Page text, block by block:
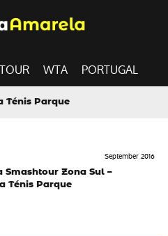
WTA PORTUGAL
Ténis Parque
September 2016
Smashtour Zona Sul –
Ténis Parque